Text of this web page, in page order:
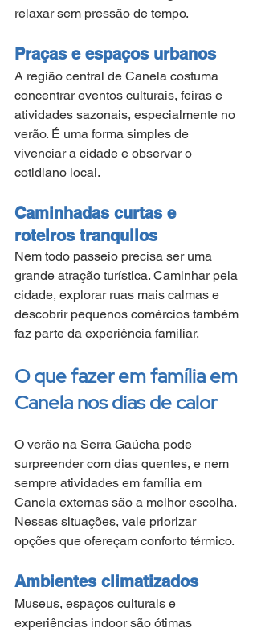
relaxar sem pressão de tempo.
Praças e espaços urbanos
A região central de Canela costuma
concentrar eventos culturais, feiras e
atividades sazonais, especialmente no
verão. É uma forma simples de
vivenciar a cidade e observar o
cotidiano local.
Caminhadas curtas e
roteiros tranquilos
Nem todo passeio precisa ser uma
grande atração turística. Caminhar pela
cidade, explorar ruas mais calmas e
descobrir pequenos comércios também
faz parte da experiência familiar.
O que fazer em família em
Canela nos dias de calor
O verão na Serra Gaúcha pode
surpreender com dias quentes, e nem
sempre atividades em família em
Canela externas são a melhor escolha.
Nessas situações, vale priorizar
opções que ofereçam conforto térmico.
Ambientes climatizados
Museus, espaços culturais e
experiências indoor são ótimas